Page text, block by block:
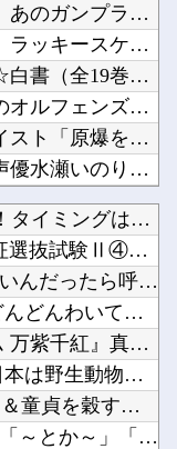
【悲報】あのガンプラさん、投げ売りされる他
【動画】ラッキースケベにニヤニヤが止まらない男がこちらｗｗｗｗｗｗｗｗｗｗｗｗｗｗｗｗｗｗ...
幽☆遊☆白書（全19巻）←これｗｗｗｗｗｗｗｗｗｗｗｗｗｗ他
【鉄血のオルフェンズ】この武器なんだったの他
エッセイスト「原爆を二度と使わせてはならない」⇒「もちろん中国の核も非難する？」⇒「中国の...
大人気声優水瀬いのりさんのX乗っ取り事件、いまだに未解決他
【画像】恋する女さん、ネット民が驚愕する大変身を遂げてしまう←コレは凄過ぎるw w w w...
【地震】東京練馬区で震度2、千葉や神奈川でも揺れ…お前ら気付いた？他
【にじさんじ】熱斗くんのガキらしからぬ精神性とかっこよさに惚れるRei7他
【悲報】堀大輔さん、寝る間も惜しんでレスバ祭りｗｗｗｗｗｗｗｗｗｗｗｗｗｗｗｗｗｗｗｗｗｗ...
【動画】ダンスイベントで乳首が全開でポロリするハプニングｗｗｗｗｗｗ他
PCゲーム「まず20万円以上のPCを買います」←これ他
韓国人「最近の日本アニメ業界の勢力図を変えたと言われる作品がこちら…」→「こういうのが面白...
【朗報】NIKKEのペルソナコラボ、実装キャラ発表他
DeNA・松尾と阪神・伏見が激突！タイミングはアウト、松尾は...
★【ワートリ】今月第261話「遠征選抜試験Ⅱ④」【最新話コメ...
初の日本代表で感情爆発「使わないんだったら呼ぶな！」 涙なが...
【※衝撃】 中古の家でウジ虫がどんどんわいてくる→思い切って...
【朗報】 『ファイアーエムブレム 万紫千紅』真の主人公マイユ...
海外「日本はさすが過ぎるｗ」 日本は野生動物の喧嘩さえ可愛く...
【花騎士】 むちむち×ほぼ痴女… ＆童貞を穀す服っぽい服をき...
先生から電話があったんだけど、「～とか～」「～とか考えて～」...